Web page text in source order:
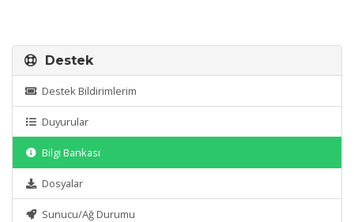
Destek
Destek Bildirimlerim
Duyurular
Bilgi Bankası
Dosyalar
Sunucu/Ağ Durumu